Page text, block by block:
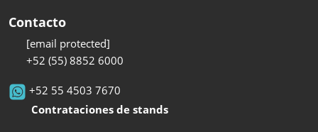
Contacto
[email protected]
+52 (55) 8852 6000
+52 55 4503 7670
Contrataciones de stands